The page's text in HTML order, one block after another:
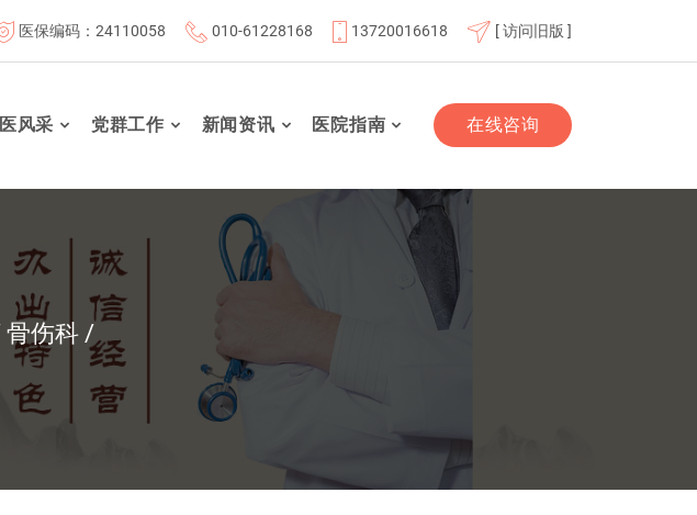
属北京康复医院联体成员单位 北京航天总医院联体成员单位 北京市老年友善医疗机构
医保编码：24110058 010-61228168 13720016618 [ 访问旧版 ]
风采 党群工作 新闻资讯 医院指南 在线咨询
骨伤科